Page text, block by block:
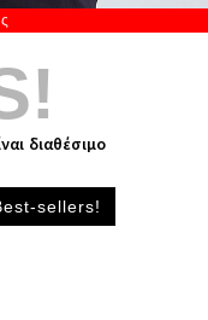
διαθέσιμο
sellers!